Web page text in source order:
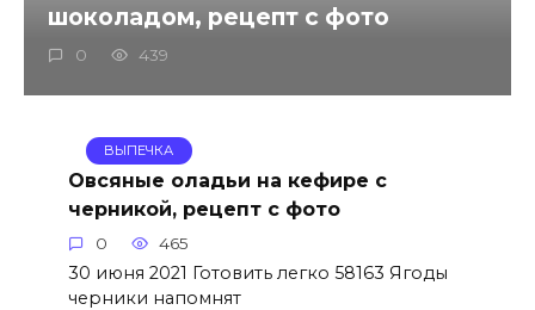
шоколадом, рецепт с фото
0 439
ВЫПЕЧКА
Овсяные оладьи на кефире с
черникой, рецепт с фото
0 465
30 июня 2021 Готовить легко 58163 Ягоды
черники напомнят